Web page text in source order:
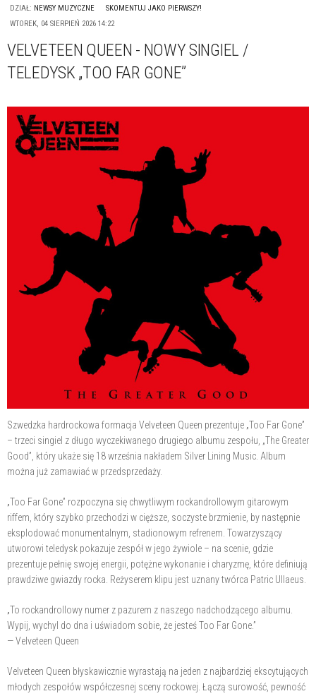
DZIAŁ: NEWSY MUZYCZNE
SKOMENTUJ JAKO PIERWSZY!
WTOREK, 04 SIERPIEŃ 2026 14:22
VELVETEEN QUEEN - NOWY SINGIEL /
TELEDYSK „TOO FAR GONE”
Szwedzka hardrockowa formacja Velveteen Queen prezentuje „Too Far Gone”
– trzeci singiel z długo wyczekiwanego drugiego albumu zespołu, „The Greater
Good”, który ukaże się 18 września nakładem Silver Lining Music. Album
można już zamawiać w przedsprzedaży.
„Too Far Gone” rozpoczyna się chwytliwym rockandrollowym gitarowym
riffem, który szybko przechodzi w cięższe, soczyste brzmienie, by następnie
eksplodować monumentalnym, stadionowym refrenem. Towarzyszący
utworowi teledysk pokazuje zespół w jego żywiole – na scenie, gdzie
prezentuje pełnię swojej energii, potężne wykonanie i charyzmę, które definiują
prawdziwe gwiazdy rocka. Reżyserem klipu jest uznany twórca Patric Ullaeus.
„To rockandrollowy numer z pazurem z naszego nadchodzącego albumu.
Wypij, wychyl do dna i uświadom sobie, że jesteś Too Far Gone.”
— Velveteen Queen
Velveteen Queen błyskawicznie wyrastają na jeden z najbardziej ekscytujących
młodych zespołów współczesnej sceny rockowej. Łączą surowość, pewność